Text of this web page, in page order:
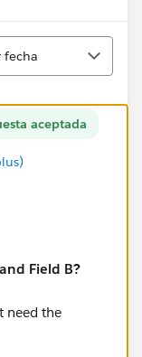
fecha
aceptada
Field B?
need the